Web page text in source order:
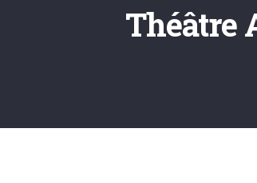
Théâtre